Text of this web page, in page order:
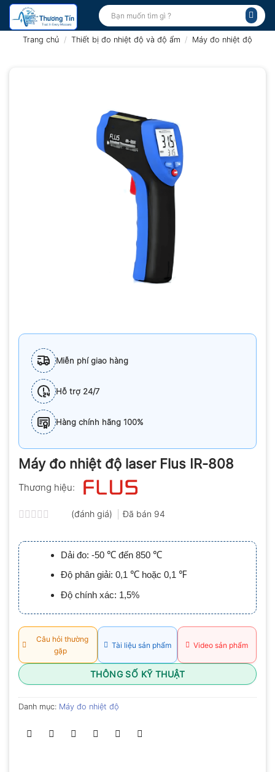
Bỏ
qua
Tìm
kiếm:
Trang chủ / Thiết bị đo nhiệt độ và độ ẩm / Máy đo nhiệt độ
Miễn phí giao hàng
Hỗ trợ 24/7
Hàng chính hãng 100%
Máy đo nhiệt độ laser Flus IR-808
Thương hiệu:
xếp
hạng
0.0
5
sao
(đánh giá) Đã bán 94
Dải đo:-50 ℃ đến 850 ℃
Độ phân giải:0,1 ℃ hoặc 0,1 ℉
Độ chính xác: 1,5%
Câu hỏi thường
gặp
Tài liệu sản phẩm Video sản phẩm
THÔNG SỐ KỸ THUẬT
Danh mục: Máy đo nhiệt độ